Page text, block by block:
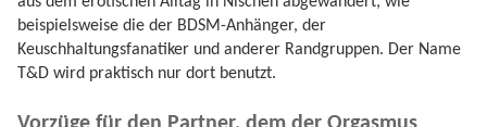
beispielsweise die der BDSM-Anhänger, der
Keuschhaltungsfanatiker und anderer Randgruppen. Der Name
T&D wird praktisch nur dort benutzt.